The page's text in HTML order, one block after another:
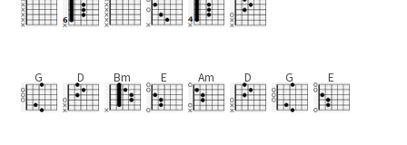
G D Bm E Am D G E